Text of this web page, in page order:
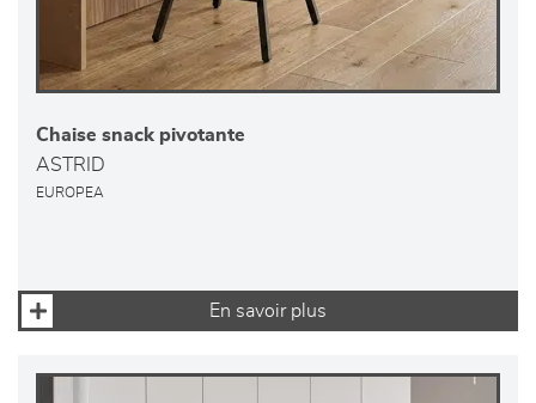
Chaise snack pivotante
ASTRID
EUROPEA
En savoir plus